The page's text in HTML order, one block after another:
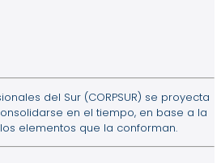
del Sur (CORPSUR) se proyecta
en el tiempo, en base a la
elementos que la conforman.